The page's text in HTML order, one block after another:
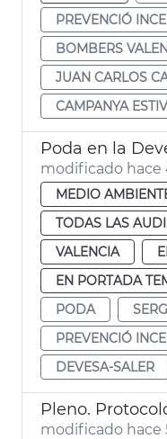
PREVENCIÓ
BOMBERS
JUAN CARLOS
CAMPANYA
Poda en la
modificado hace
MEDIO
TODAS LAS
VALENCIA
EN PORTADA
PODA
PREVENCIÓ
DEVESA-SALER
modificado hace